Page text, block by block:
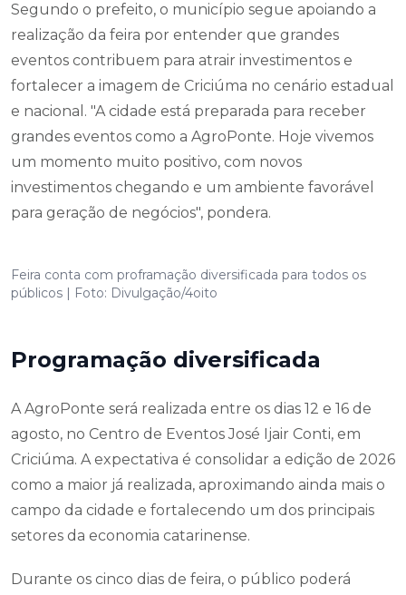
Segundo o prefeito, o município segue apoiando a
realização da feira por entender que grandes
eventos contribuem para atrair investimentos e
fortalecer a imagem de Criciúma no cenário estadual
e nacional. "A cidade está preparada para receber
grandes eventos como a AgroPonte. Hoje vivemos
um momento muito positivo, com novos
investimentos chegando e um ambiente favorável
para geração de negócios", pondera.
Feira conta com proframação diversificada para todos os
públicos | Foto: Divulgação/4oito
Programação diversificada
A AgroPonte será realizada entre os dias 12 e 16 de
agosto, no Centro de Eventos José Ijair Conti, em
Criciúma. A expectativa é consolidar a edição de 2026
como a maior já realizada, aproximando ainda mais o
campo da cidade e fortalecendo um dos principais
setores da economia catarinense.
Durante os cinco dias de feira, o público poderá